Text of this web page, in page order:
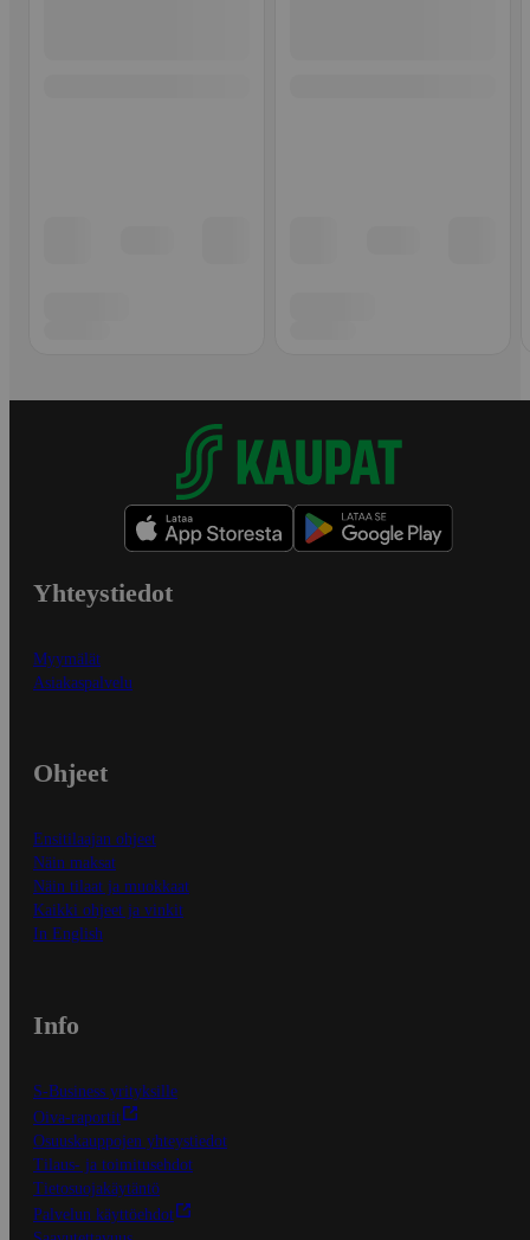
Yhteystiedot
Myymälät
Asiakaspalvelu
Ohjeet
Ensitilaajan ohjeet
Näin maksat
Näin tilaat ja muokkaat
Kaikki ohjeet ja vinkit
In English
Info
S-Business yrityksille
Oiva-raportit
Osuuskauppojen yhteystiedot
Tilaus- ja toimitusehdot
Tietosuojakäytäntö
Palvelun käyttöehdot